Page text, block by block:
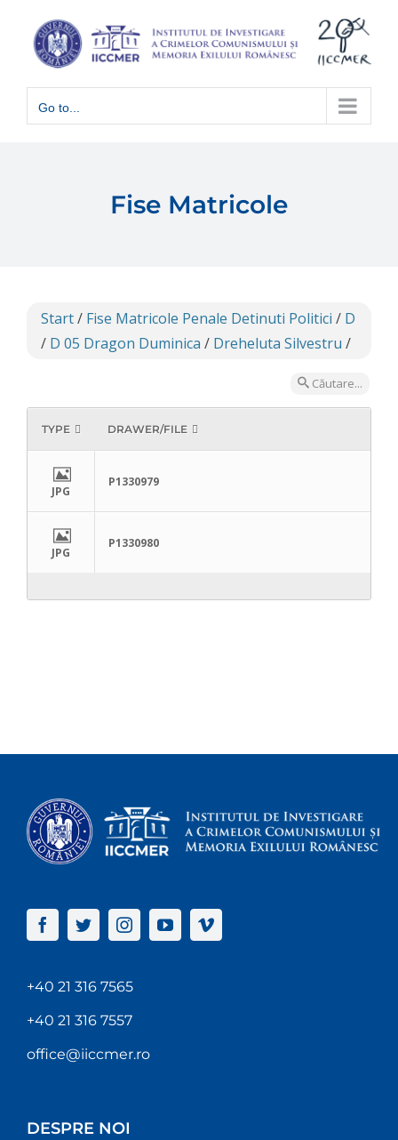
content
Go to...
Fise Matricole
Start/ Fise Matricole Penale Detinuti Politici / D
/ D 05 Dragon Duminica / Dreheluta Silvestru /
Căutare...
TYPE DRAWER/FILE
JPG
P1330979
JPG
P1330980
+40 21 316 7565
+40 21 316 7557
office@iiccmer.ro
DESPRE NOI